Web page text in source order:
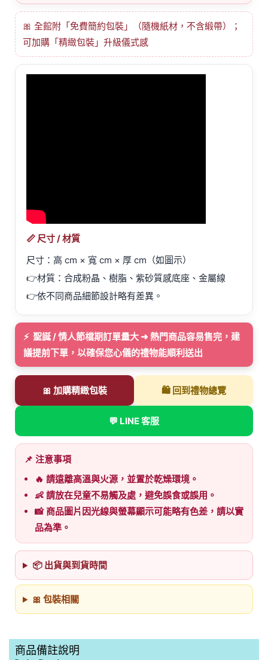
🎀 全館附「免費簡約包裝」（隨機紙材，不含緞帶）；
可加購「精緻包裝」升級儀式感
📏 尺寸 / 材質
尺寸：高 cm × 寬 cm × 厚 cm（如圖示）
👉材質：合成粉晶、樹脂、紫砂質感底座、金屬線
👉依不同商品細節設計略有差異。
⚡ 聖誕 / 情人節檔期訂單量大 ➜ 熱門商品容易售完，建
議提前下單，以確保您心儀的禮物能順利送出
🎀 加購精緻包裝 🛍️ 回到禮物總覽
💬 LINE 客服
📌 注意事項
🔥 請遠離高溫與火源，並置於乾燥環境。
👶 請放在兒童不易觸及處，避免誤食或誤用。
📸 商品圖片因光線與螢幕顯示可能略有色差，請以實
品為準。
📦 出貨與到貨時間
🎀 包裝相關
商品備註說明